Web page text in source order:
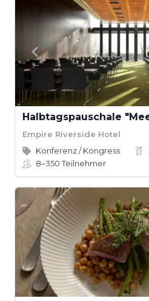
Empire Riverside Hotel
Konferenz / Kongress
8–350Teilnehmer